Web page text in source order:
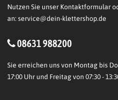
Nutzen Sie unser Kontaktformular
an: service@dein-klettershop.de
08631 988200
Sie erreichen uns von Montag bis
17:00 Uhr und Freitag von 07:30 -